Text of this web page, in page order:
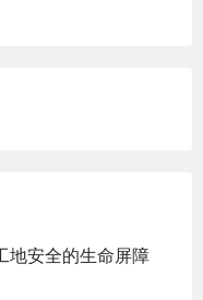
地安全的生命屏障